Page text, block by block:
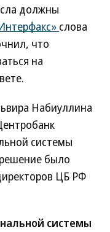
должны
слова
что
на
Набиуллина
системы
было
ЦБ РФ
системы